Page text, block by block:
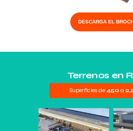
DESCARGA EL
Terrenos en
Superficies de 450a